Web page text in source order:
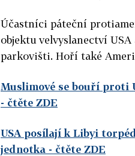
Účastníci páteční
objektu velvyslanectví
parkovišti. Hoří také
Muslimové se bouří proti
- čtěte ZDE
USA posílají k Libyi
jednotka - čtěte ZDE